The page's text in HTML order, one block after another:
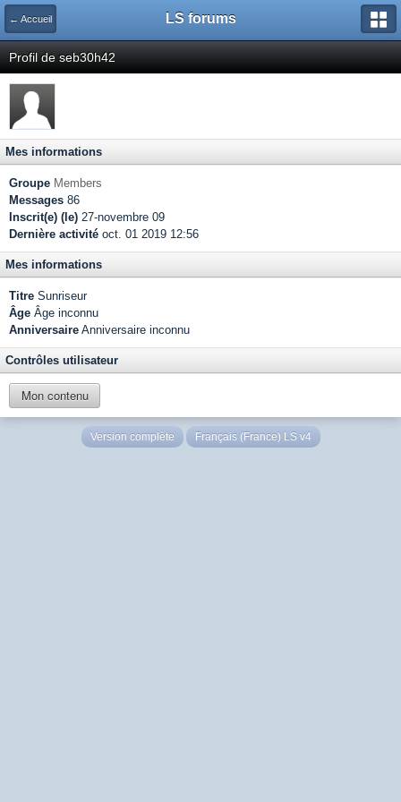
← Accueil LS forums
Profil de seb30h42
Mes informations
Groupe Members
Messages 86
Inscrit(e) (le) 27-novembre 09
Dernière activité oct. 01 2019 12:56
Mes informations
Titre Sunriseur
Âge Âge inconnu
Anniversaire Anniversaire inconnu
Contrôles utilisateur
Mon contenu
Version complète Français (France) LS v4